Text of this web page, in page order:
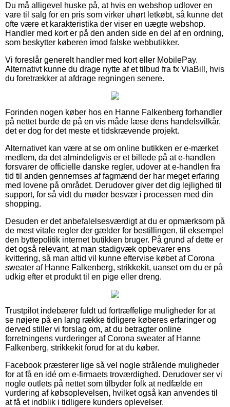
Du må alligevel huske på, at hvis en webshop udlover en
vare til salg for en pris som virker uhørt letkøbt, så kunne det
ofte være et karakteristika der viser en uægte webshop.
Handler med kort er på den anden side en del af en ordning,
som beskytter køberen imod falske webbutikker.
Vi foreslår generelt handler med kort eller MobilePay.
Alternativt kunne du drage nytte af et tilbud fra fx ViaBill, hvis
du foretrækker at afdrage regningen senere.
Forinden nogen køber hos en Hanne Falkenberg forhandler
på nettet burde de på en vis måde læse dens handelsvilkår,
det er dog for det meste et tidskrævende projekt.
Alternativet kan være at se om online butikken er e-mærket
medlem, da det almindeligvis er et billede på at e-handlen
forsvarer de officielle danske regler, udover at e-handlen fra
tid til anden gennemses af fagmænd der har meget erfaring
med lovene på området. Derudover giver det dig lejlighed til
support, for så vidt du møder besvær i processen med din
shopping.
Desuden er det anbefalelsesværdigt at du er opmærksom på
de mest vitale regler der gælder for bestillingen, til eksempel
den byttepolitik internet butikken bruger. På grund af dette er
det også relevant, at man stadigvæk opbevarer ens
kvittering, så man altid vil kunne eftervise købet af Corona
sweater af Hanne Falkenberg, strikkekit, uanset om du er på
udkig efter et produkt til en pige eller dreng.
Trustpilot indebærer fuldt ud fortræffelige muligheder for at
se nøjere på en lang række tidligere køberes erfaringer og
derved stiller vi forslag om, at du betragter online
forretningens vurderinger af Corona sweater af Hanne
Falkenberg, strikkekit forud for at du køber.
Facebook præsterer lige så vel nogle strålende muligheder
for at få en idé om e-firmaets troværdighed. Derudover ser vi
nogle outlets på nettet som tilbyder folk at nedfælde en
vurdering af købsoplevelsen, hvilket også kan anvendes til
at få et indblik i tidligere kunders oplevelser.